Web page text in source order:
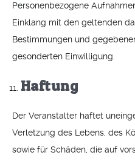
Personenbezogene
Einklang mit den geltenden
Bestimmungen und
gesonderten Einwilligung.
Haftung
Der Veranstalter haftet
Verletzung des Lebens, des
sowie für Schäden, die auf